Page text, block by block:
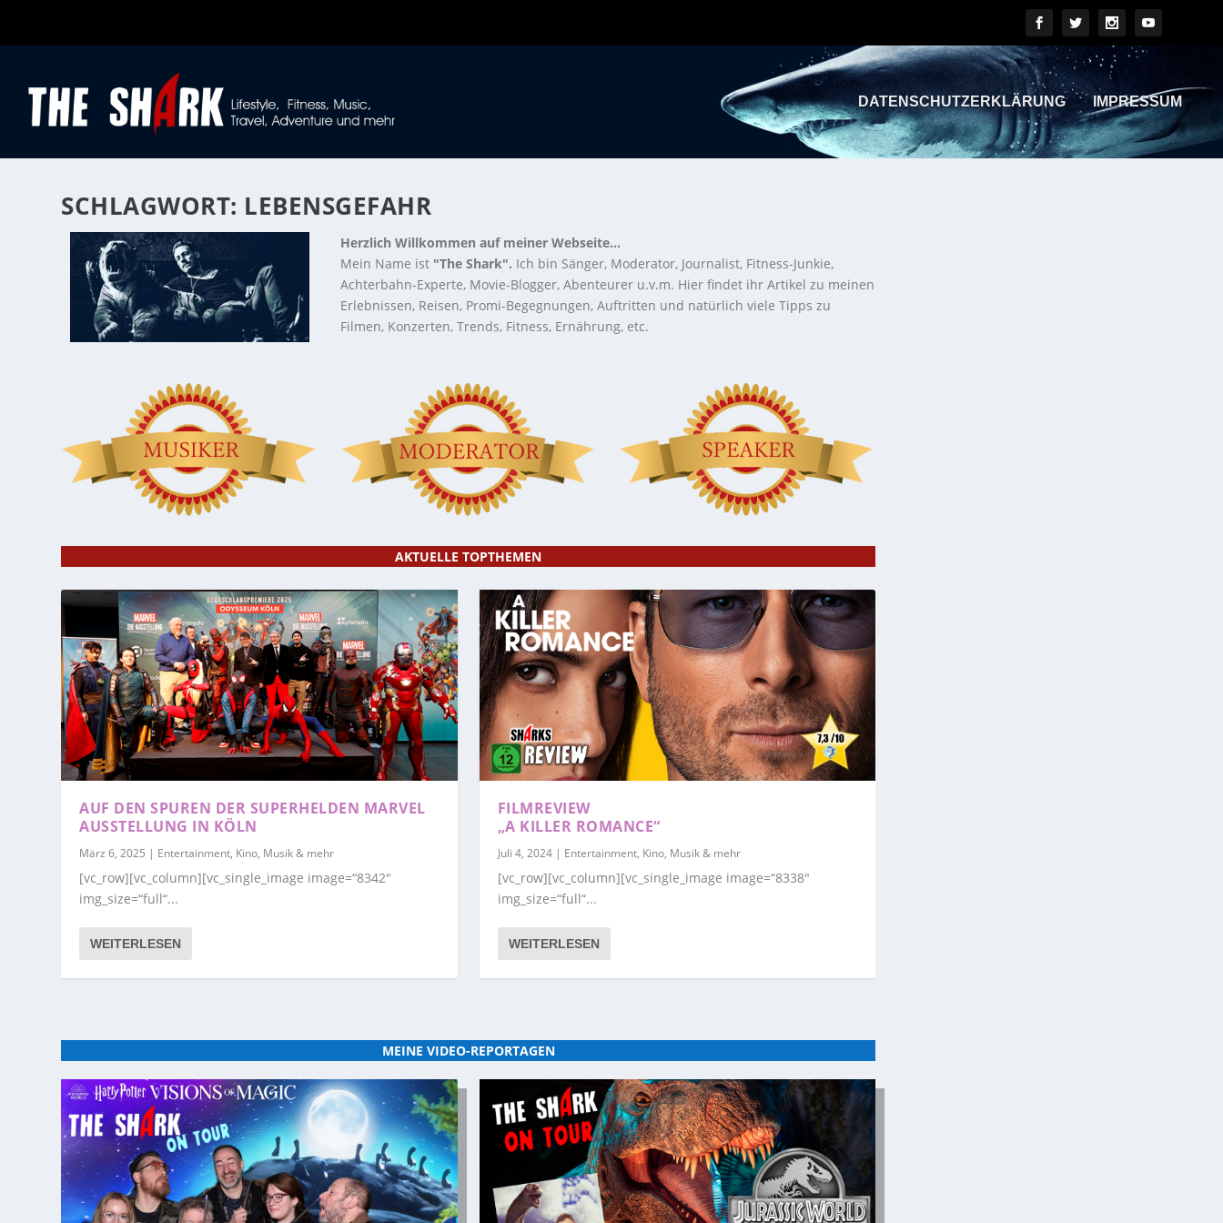
DATENSCHUTZERKLÄRUNG IMPRESSUM
SCHLAGWORT: LEBENSGEFAHR
Herzlich Willkommen auf meiner Webseite...
Mein Name ist "The Shark". Ich bin Sänger, Moderator, Journalist, Fitness-Junkie,
Achterbahn-Experte, Movie-Blogger, Abenteurer u.v.m. Hier findet ihr Artikel zu meinen
Erlebnissen, Reisen, Promi-Begegnungen, Auftritten und natürlich viele Tipps zu
Filmen, Konzerten, Trends, Fitness, Ernährung, etc.
AKTUELLE TOPTHEMEN
AUF DEN SPUREN DER SUPERHELDEN MARVEL
AUSSTELLUNG IN KÖLN
März 6, 2025 | Entertainment, Kino, Musik & mehr
[vc_row][vc_column][vc_single_image image=“8342″
img_size=“full“...
WEITERLESEN
FILMREVIEW
„A KILLER ROMANCE“
Juli 4, 2024| Entertainment, Kino, Musik & mehr
[vc_row][vc_column][vc_single_image image=“8338″
img_size=“full“...
WEITERLESEN
MEINE VIDEO-REPORTAGEN